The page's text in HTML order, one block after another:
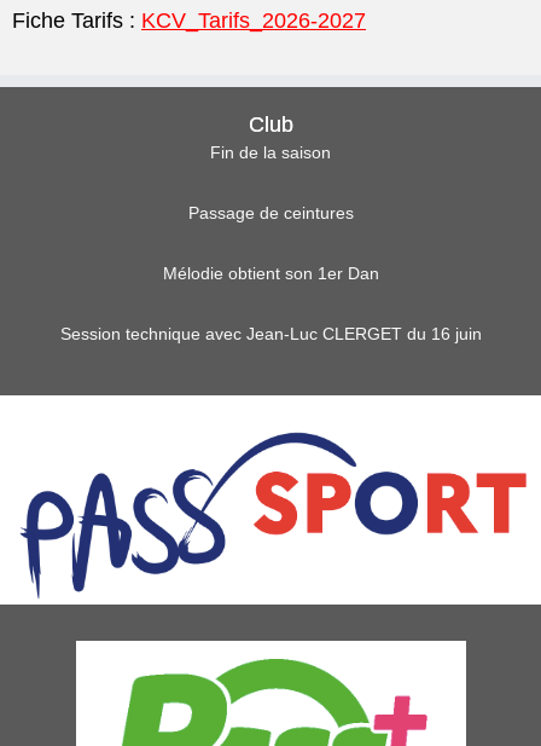
Fiche Tarifs : KCV_Tarifs_2026-2027
Club
Fin de la saison
Passage de ceintures
Mélodie obtient son 1er Dan
Session technique avec Jean-Luc CLERGET du 16 juin